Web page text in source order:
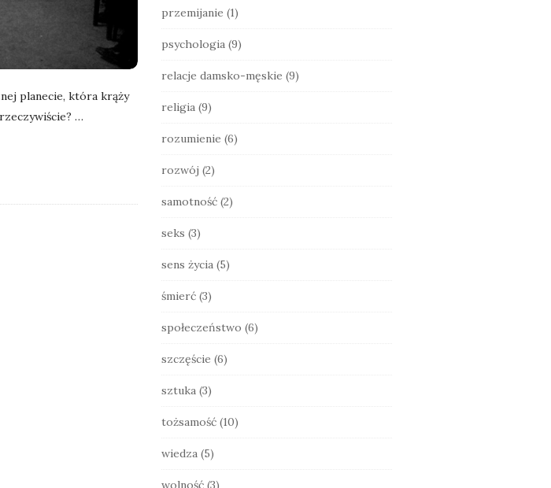
planecie, która krąży
…
przemijanie (1)
psychologia(9)
relacje damsko-męskie (9)
religia(9)
rozumienie (6)
rozwój (2)
samotność(2)
seks (3)
sens życia(5)
śmierć(3)
społeczeństwo (6)
szczęście (6)
sztuka(3)
tożsamość(10)
wiedza(5)
wolność(3)